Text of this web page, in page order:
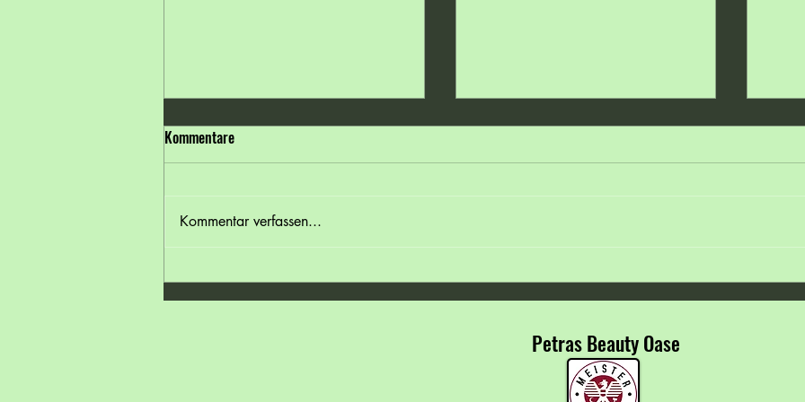
🌞 Hitzewelle in Österreich – gönn
deinen Füßen eine Abkühlung! 👣
☀️ Barfuß durch den Sommer 🦶
✨
🌸💙
Kommentare
Kommentar verfassen...
Petras Beauty Oase